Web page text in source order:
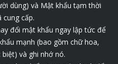
dùng) và Mật khẩu tạm thời
cung cấp.
đổi mật khẩu ngay lập tức để
mạnh (bao gồm chữ hoa,
và ghi nhớ nó.